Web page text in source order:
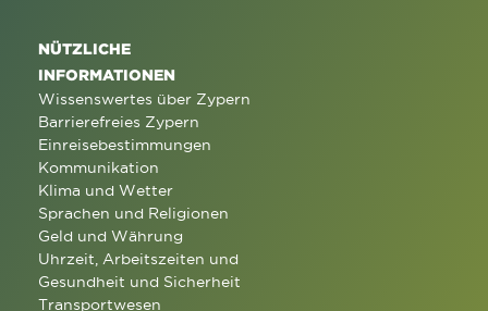
NÜTZLICHE
INFORMATIONEN
Wissenswertes über Zypern
Barrierefreies Zypern
Einreisebestimmungen
Kommunikation
Klima und Wetter
Sprachen und Religionen
Geld und Währung
Uhrzeit, Arbeitszeiten und
Gesundheit und Sicherheit
Transportwesen